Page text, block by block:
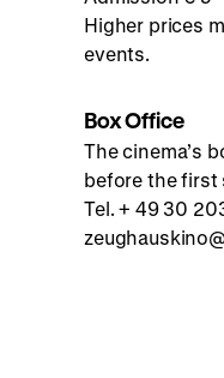
Higher prices
events.
Box Office
The cinema’s
before the first
Tel. + 49 30